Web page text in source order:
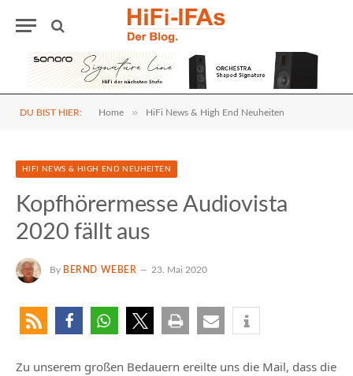
DU BIST HIER: Home » HiFi News & High End Neuheiten
HIFI NEWS & HIGH END NEUHEITEN
Kopfhörermesse Audiovista
2020 fällt aus
By BERND WEBER 23. Mai 2020
Zu unserem großen Bedauern ereilte uns die Mail, dass die